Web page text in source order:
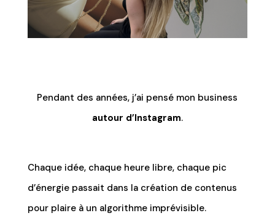
Pendant des années, j’ai pensé mon business
autour d’Instagram.
Chaque idée, chaque heure libre, chaque pic
d’énergie passait dans la création de contenus
pour plaire à un algorithme imprévisible.